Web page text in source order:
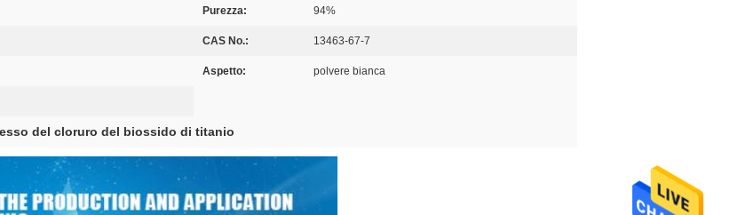
Purezza: 94%
CAS No.: 13463-67-7
Aspetto: polvere bianca
del cloruro del biossido di titanio